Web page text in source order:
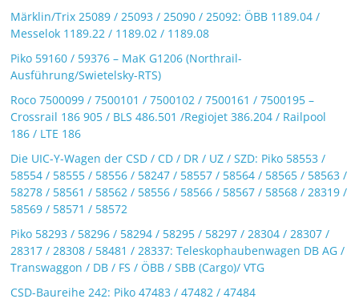
Märklin/Trix 25089 / 25093 / 25090 / 25092: ÖBB 1189.04 /
Messelok 1189.22 / 1189.02 / 1189.08
Piko 59160 / 59376 – MaK G1206 (Northrail-
Ausführung/Swietelsky-RTS)
Roco 7500099 / 7500101 / 7500102 / 7500161 / 7500195 –
Crossrail 186 905 / BLS 486.501 /Regiojet 386.204 / Railpool
186 / LTE 186
Die UIC-Y-Wagen der CSD / CD / DR / UZ / SZD: Piko 58553 /
58554 / 58555 / 58556 / 58247 / 58557 / 58564 / 58565 / 58563 /
58278 / 58561 / 58562 / 58556 / 58566 / 58567 / 58568 / 28319 /
58569 / 58571 / 58572
Piko 58293 / 58296 / 58294 / 58295 / 58297 / 28304 / 28307 /
28317 / 28308 / 58481 / 28337: Teleskophaubenwagen DB AG /
Transwaggon / DB / FS / ÖBB / SBB (Cargo)/ VTG
CSD-Baureihe 242: Piko 47483 / 47482 / 47484